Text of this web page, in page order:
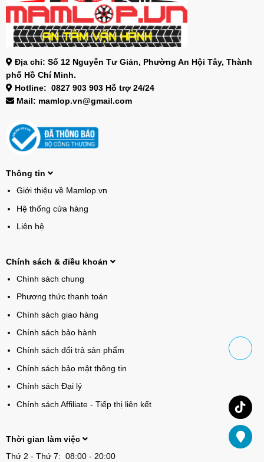
Địa chỉ: Số 12 Nguyễn Tư Giản, Phường An Hội Tây, Thành
phố Hồ Chí Minh.
Hotline: 0827 903 903 Hỗ trợ 24/24
Mail: mamlop.vn@gmail.com
Thông tin
Giới thiệu về Mamlop.vn
Hệ thống cửa hàng
Liên hệ
Chính sách & điều khoản
Chính sách chung
Phương thức thanh toán
Chính sách giao hàng
Chính sách bảo hành
Chính sách đổi trả sản phẩm
Chính sách bảo mật thông tin
Chính sách Đại lý
Chính sách Affiliate - Tiếp thị liên kết
Thời gian làm việc
Thứ 2 - Thứ 7: 08:00 - 20:00